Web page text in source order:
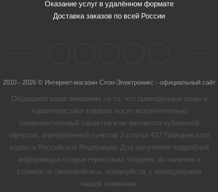
Оказание услуг в удалённом формате
Доставка заказов по всей России
2010 - 2026 © Интернет-магазин Слон-Электроникс - официальный сайт
Обращаем ваше внимание на то, что приведенные цены и
характеристики товaров носят исключительно
ознакомительный характер и не являются публичной
офертой, определенной пунктом 2 статьи 437 Гражданского
кодекса Российской Федерации. Для получения подробной
информации о характеристиках товaров, их наличии и
стоимости связывайтесь, пожалуйста, с менеджерами
нашей компании.